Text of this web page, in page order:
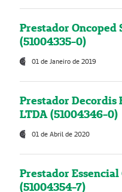
Prestador Oncoped
(51004335-0)
01 de Janeiro de 2019
Prestador Decordis
LTDA (51004346-0)
01 de Abril de 2020
Prestador
(51004354-7)